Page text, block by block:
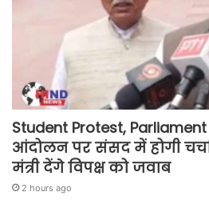
Student Protest, Parliament
आंदोलन पर संसद में होगी
मंत्री देंगे विपक्ष को जवाब
2 hours ago